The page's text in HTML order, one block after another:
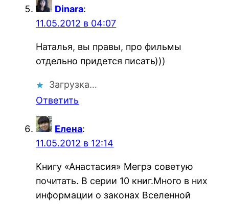
Dinara:
11.05.2012 в 04:07
Наталья, вы правы, про фильмы
отдельно придется писать)))
Загрузка…
Ответить
Елена:
11.05.2012 в 12:14
Книгу «Анастасия» Мегрэ советую
почитать. В серии 10 книг.Много в них
информации о законах Вселенной